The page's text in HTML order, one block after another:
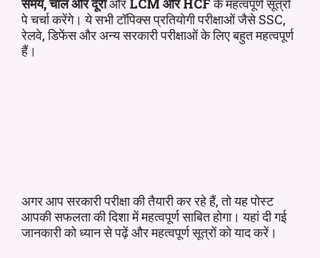
पे चर्चा करेंगे। ये सभी टॉपिक्स प्रतियोगी परीक्षाओं जैसे SSC,
रेलवे, डिफेंस और अन्य सरकारी परीक्षाओं के लिए बहुत महत्वपूर्ण
हैं।
अगर आप सरकारी परीक्षा की तैयारी कर रहे हैं, तो यह पोस्ट
आपकी सफलता की दिशा में महत्वपूर्ण साबित होगा। यहां दी गई
जानकारी को ध्यान से पढ़ें और महत्वपूर्ण सूत्रों को याद करें।